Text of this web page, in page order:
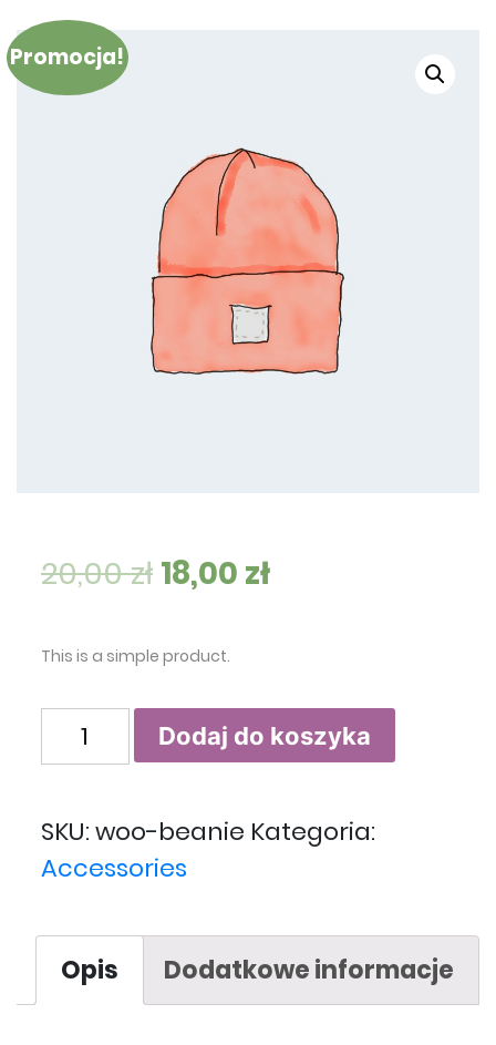
Promocja!
20,00zł 18,00 zł
This is a simple product.
ilość BeanieDodaj do koszyka
SKU:woo-beanie Kategoria:
Accessories
Opis Dodatkowe informacje